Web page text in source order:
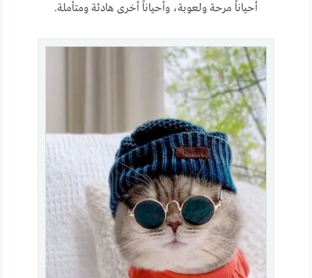
أحياناً مرحة ولعوبة، وأحياناً أخرى هادئة ومتأملة.